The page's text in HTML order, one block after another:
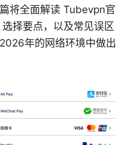
将全面解读 Tubevpn官
择要点，以及常见误区
年的网络环境中做出